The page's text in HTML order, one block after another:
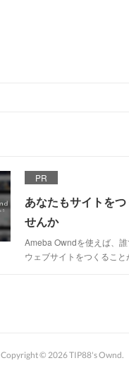
PR
あなたもサイトを
せんか
Ameba Owndを使えば、
ウェブサイトをつくること
Copyright © 2026TIP88's Ownd.